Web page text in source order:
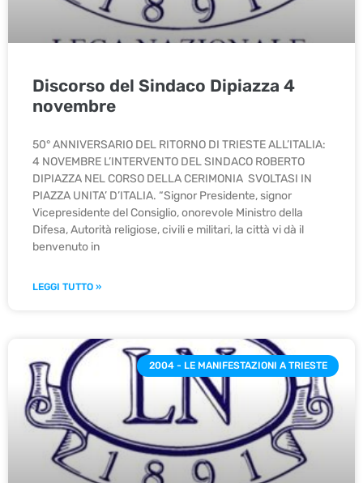
Discorso del Sindaco Dipiazza 4
novembre
50° ANNIVERSARIO DEL RITORNO DI TRIESTE ALL’ITALIA:
4 NOVEMBRE L’INTERVENTO DEL SINDACO ROBERTO
DIPIAZZA NEL CORSO DELLA CERIMONIA SVOLTASI IN
PIAZZA UNITA’ D’ITALIA. “Signor Presidente, signor
Vicepresidente del Consiglio, onorevole Ministro della
Difesa, Autorità religiose, civili e militari, la città vi dà il
benvenuto in
LEGGI TUTTO »
2004 - LE MANIFESTAZIONI A TRIESTE